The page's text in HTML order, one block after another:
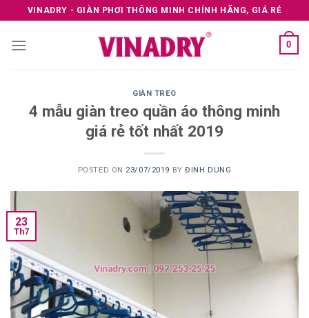
to
content
VINADRY - GIÀN PHƠI THÔNG MINH CHÍNH HÃNG, GIÁ RẺ
0
GIÀN TREO
4 mẫu giàn treo quần áo thông minh
giá rẻ tốt nhất 2019
POSTED ON 23/07/2019 BYĐINH DUNG
23
Th7